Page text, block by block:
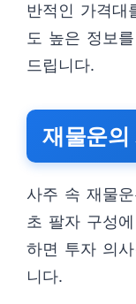
반적인 가격대
도 높은 정보
드립니다.
재물운의
사주 속 재물
초 팔자 구성
하면 투자 의
니다.